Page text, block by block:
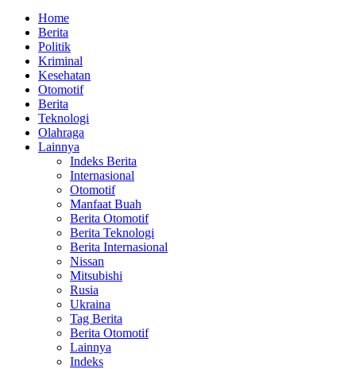
Home
Berita
Politik
Kriminal
Kesehatan
Otomotif
Berita
Teknologi
Olahraga
Lainnya
Indeks Berita
Internasional
Otomotif
Manfaat Buah
Berita Otomotif
Berita Teknologi
Berita Internasional
Nissan
Mitsubishi
Rusia
Ukraina
Tag Berita
Berita Otomotif
Lainnya
Indeks